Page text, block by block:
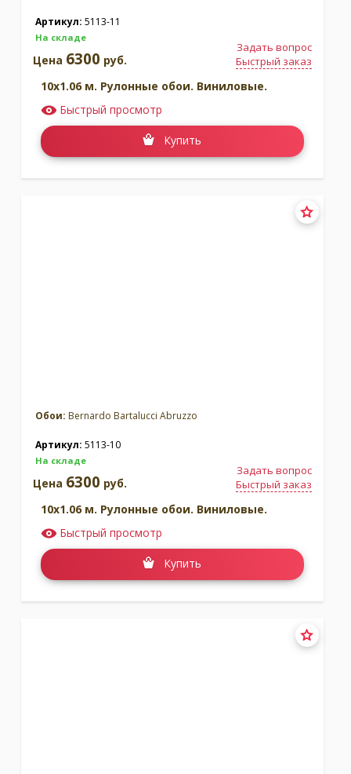
Артикул: 5113-11
На складе
Задать вопрос
Быстрый заказ
Цена 6300 руб.
10x1.06 м. Рулонные обои. Виниловые.
Быстрый просмотр
Купить
Обои: Bernardo Bartalucci Abruzzo
Артикул: 5113-10
На складе
Задать вопрос
Быстрый заказ
Цена 6300 руб.
10x1.06 м. Рулонные обои. Виниловые.
Быстрый просмотр
Купить